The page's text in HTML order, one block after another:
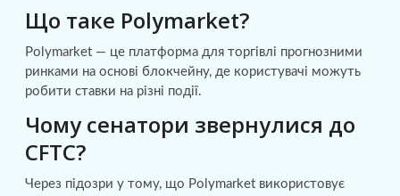
Що таке Polymarket?
Polymarket — це платформа для торгівлі прогнозними
ринками на основі блокчейну, де користувачі можуть
робити ставки на різні події.
Чому сенатори звернулися до
CFTC?
Через підозри у тому, що Polymarket використовує